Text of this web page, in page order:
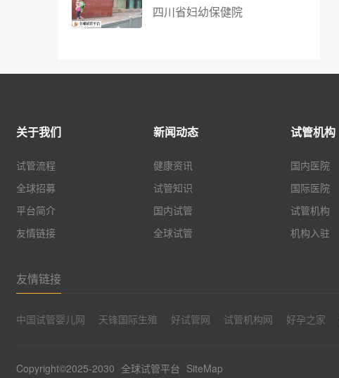
四川省妇幼保健院
关于我们
试管流程
全球招募
平台简介
友情链接
新闻动态
健康资讯
试管知识
国内试管
全球试管
试管机构
国内医院
国际医院
试管机构
机构入驻
友情链接
中国试管婴儿网 天锋国际生殖 好试管网 试管机构网 好孕之家
Copyright©2025-2030 全球试管平台 SiteMap